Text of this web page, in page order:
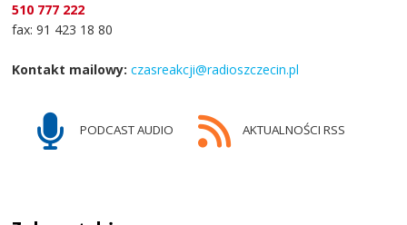
510 777 222
fax: 91 423 18 80
Kontakt mailowy: czasreakcji@radioszczecin.pl
PODCAST AUDIO AKTUALNOŚCI RSS